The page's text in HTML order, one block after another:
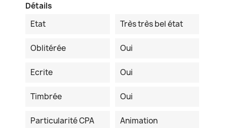
Détails
Etat
Très très bel état
Oblitérée Oui
Ecrite Oui
Timbrée Oui
Particularité CPA Animation